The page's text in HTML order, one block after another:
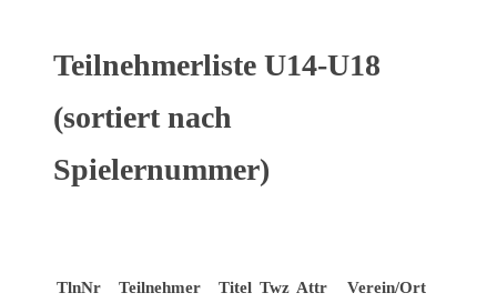
Teilnehmerliste U14-U18
(sortiert nach
Spielernummer)
TlnNr Teilnehmer Titel Twz Attr Verein/Ort